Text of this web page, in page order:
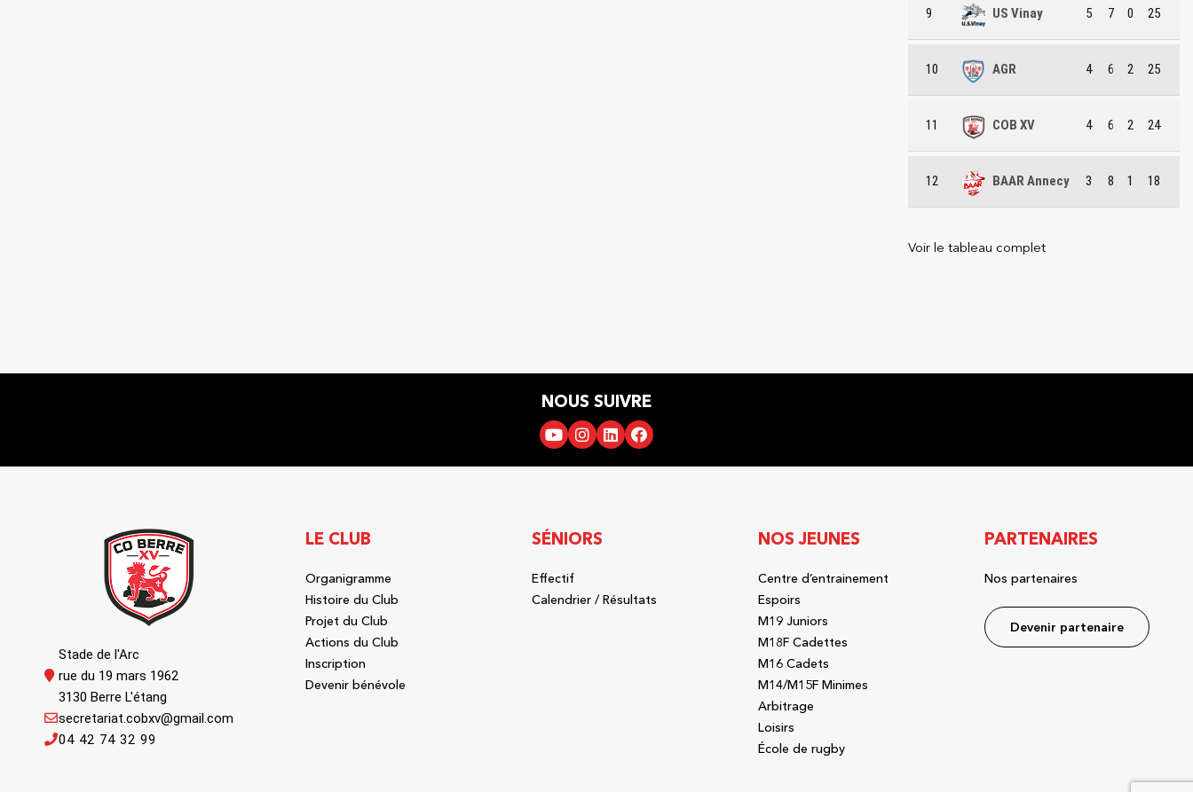
9 US Vinay 5 7 0 25
10 AGR 4 6 2 25
11 COB XV 4 6 2 24
12 BAAR Annecy 3 8 1 18
Voir le tableau complet
NOUS SUIVRE
Stade de l'Arc
rue du 19 mars 1962
3130 Berre L'étang
04 42 74 32 99
secretariat.cobxv@gmail.com
LE CLUB
Organigramme
Histoire du Club
Projet du Club
Actions du Club
Inscription
Devenir bénévole
SÉNIORS
Effectif
Calendrier / Résultats
NOS JEUNES
Centre d’entrainement
Espoirs
M19 Juniors
M18F Cadettes
M16 Cadets
M14/M15F Minimes
Arbitrage
Loisirs
École de rugby
PARTENAIRES
Nos partenaires
Devenir partenaire